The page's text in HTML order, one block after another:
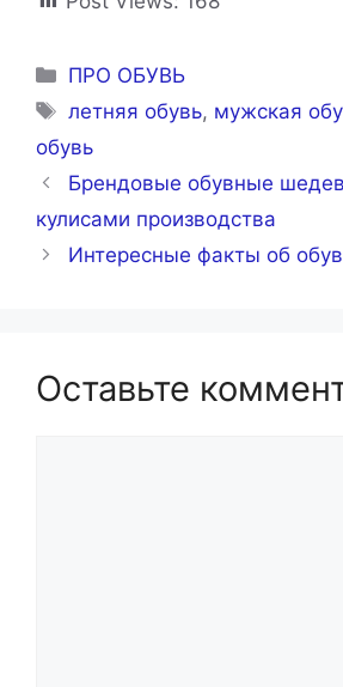
Рубрики
ПРО ОБУВЬ
Метки
летняя обувь, мужская
обувь
Брендовые обувные
кулисами производства
Интересные факты об
Оставьте